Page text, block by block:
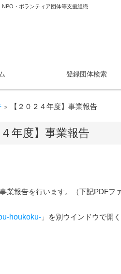
・ボランティア団体等支援組織
登録団体検索
> 【２０２４年度】事業報告
４年度】事業報告
業報告を行います。（下記PDFフ
houkoku- 」を別ウインドウで